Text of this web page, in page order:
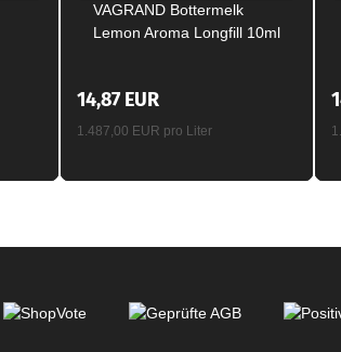
VAGRAND Bottermelk
Lemon Aroma Longfill 10ml
14,87 EUR
1.487,00 EUR pro Liter